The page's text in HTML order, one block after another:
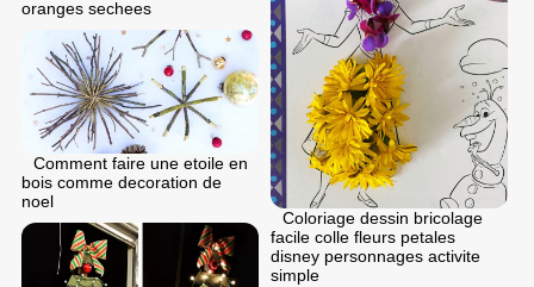
oranges sechees
Coloriage dessin bricolage
facile colle fleurs petales
disney personnages activite
simple
Comment faire une etoile en
bois comme decoration de
noel